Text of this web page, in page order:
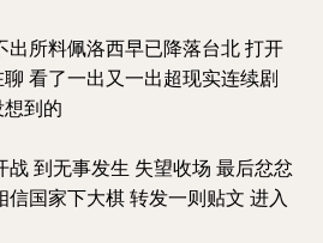
出所料佩洛西早已降落台北 打开
看了一出又一出超现实连续剧
到的
战 到无事发生 失望收场 最后忿忿
信国家下大棋 转发一则贴文 进入